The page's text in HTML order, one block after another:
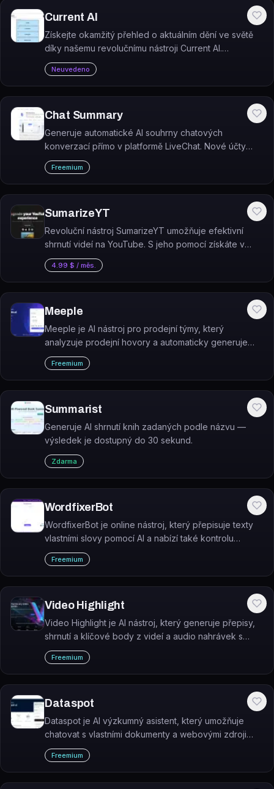
Current AI
Získejte okamžitý přehled o aktuálním dění ve světě
díky našemu revolučnímu nástroji Current AI.
Bezplatně získáte stručné shrnutí nejnovějších zpráv z
různých oblastí.
Neuvedeno
Chat Summary
Generuje automatické AI souhrny chatových
konverzací přímo v platformě LiveChat. Nové účty
dostávají 10 000 tokenů zdarma.
Freemium
SumarizeYT
Revoluční nástroj SumarizeYT umožňuje efektivní
shrnutí videí na YouTube. S jeho pomocí získáte v
kostce klíčové informace z obsahu, který vás zajímá.
A to všechno zdarma!
4.99 $ / měs.
Meeple
Meeple je AI nástroj pro prodejní týmy, který
analyzuje prodejní hovory a automaticky generuje
personalizované jednostránkové mini-weby (one-
pagery) pro efektivnější follow-up.
Freemium
Summarist
Generuje AI shrnutí knih zadaných podle názvu —
výsledek je dostupný do 30 sekund.
Zdarma
WordfixerBot
WordfixerBot je online nástroj, který přepisuje texty
vlastními slovy pomocí AI a nabízí také kontrolu
gramatiky, shrnutí textu a porovnání textů.
Freemium
Video Highlight
Video Highlight je AI nástroj, který generuje přepisy,
shrnutí a klíčové body z videí a audio nahrávek s
časovými razítky.
Freemium
Dataspot
Dataspot je AI výzkumný asistent, který umožňuje
chatovat s vlastními dokumenty a webovými zdroji
přirozeným jazykem a získávat z nich odpovědi,
shrnutí a analýzy.
Freemium